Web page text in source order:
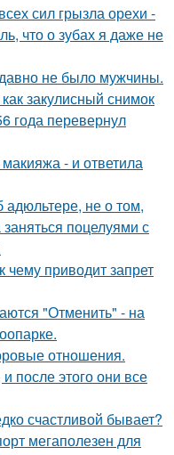
сил грызла орехи -
что о зубах я даже не
не было мужчины.
закулисный снимок
года перевернул
- и ответила
не о том,
поцелуями с
чему приводит запрет
"Отменить" - на
отношения.
после этого они все
счастливой бывает?
мегаполезен для